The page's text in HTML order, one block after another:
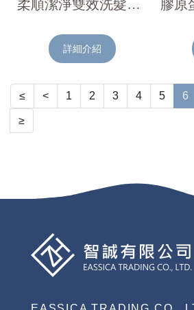
柔順潔淨雙效洗髮精(清涼型/柑橘香)400ml
詳細介紹
≤ < 1 2 3 4 5 6
≥